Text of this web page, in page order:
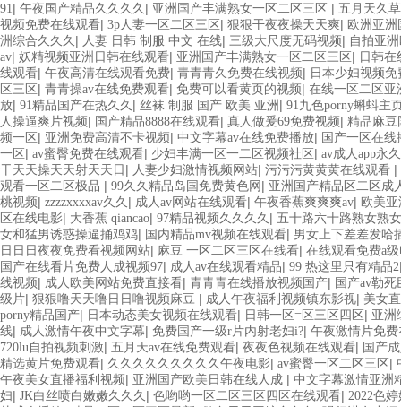
91| 午夜国产精品久久久久 | 亚洲国产丰满熟女一区二区三区 | 五月天久
视频免费在线观看| 3p人妻一区二区三区 | 狠狠干夜夜操天天爽| 欧洲亚
洲综合久久久 | 人妻 日韩 制服 中文 在线| 三级大尺度无码视频| 自拍亚
av| 妖精视频亚洲日韩在线观看| 亚洲国产丰满熟女一区二区三区 | 日韩
线观看| 午夜高清在线观看免费| 青青青久免费在线视频| 日本少妇视频免
区三区 | 青青操av在线免费观看| 免费可以看黄页的视频| 在线一区二区亚
放| 91精品国产在热久久 | 丝袜 制服 国产 欧美 亚洲 | 91九色porny蝌蚪主
人操逼爽片视频| 国产精品8888在线观看| 真人做爰69免费视频| 精品麻豆
频一区 | 亚洲免费高清不卡视频| 中文字幕av在线免费播放| 国产一区在
一区 | av蜜臀免费在线观看| 少妇丰满一区一二区视频社区 | av成人app永
干天天操天天射天天日 | 人妻少妇激情视频网站| 污污污黄黄黄在线观看 |
观看一区二区极品 | 99久久精品岛国免费黄色网 | 亚洲国产精品区二区成
桃视频| zzzzxxxxav久久 | 成人av网站在线观看| 午夜香蕉爽爽爽av| 欧美
区在线电影| 大香蕉 qiancao| 97精品视频久久久久 | 五十路六十路熟女熟女
女和猛男诱惑操逼捅鸡鸡| 国内精品mv视频在线观看| 男女上下差差发哈
日日日夜夜免费看视频网站| 麻豆 一区二区三区在线看| 在线观看免费a
国产在线看片免费人成视频97| 成人av在线观看精品| 99 热这里只有精品2
线视频| 成人欧美网站免费直接看| 青青青在线播放视频国产| 国产av勒
级片| 狠狠噜天天噜日日噜视频麻豆 | 成人午夜福利视频镇东影视| 美女
porny精品国产| 日本动态美女视频在线观看| 日韩一区=区三区四区 | 亚洲
线| 成人激情午夜中文字幕| 免费国产一级r片内射老妇i?| 午夜激情片免
720lu自拍视频刺激| 五月天av在线免费观看| 夜夜色视频在线观看| 国产
精选黄片免费观看| 久久久久久久久久久午夜电影| av蜜臀一区二区三区 |
午夜美女直播福利视频| 亚洲国产欧美日韩在线人成 | 中文字幕激情亚洲
妇| JK白丝喷白嫩嫩久久久 | 色哟哟一区二区三区四区在线观看| 2022色